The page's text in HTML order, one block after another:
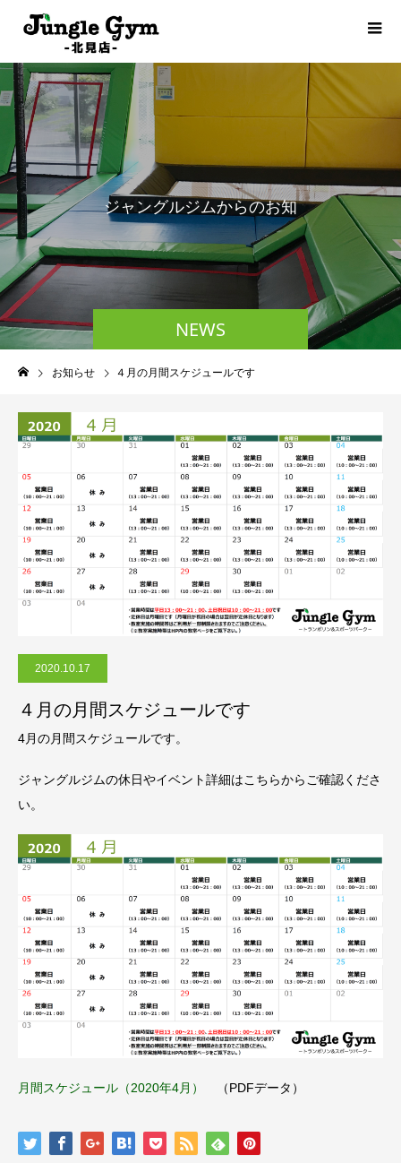
NEWS
ジャングルジムからのお知らせ
お知らせ ４月の月間スケジュールです
2020.10.17
４月の月間スケジュールです
4月の月間スケジュールです。
ジャングルジムの休日やイベント詳細はこちらからご確認くださ
い。
月間スケジュール（2020年4月） （PDFデータ）